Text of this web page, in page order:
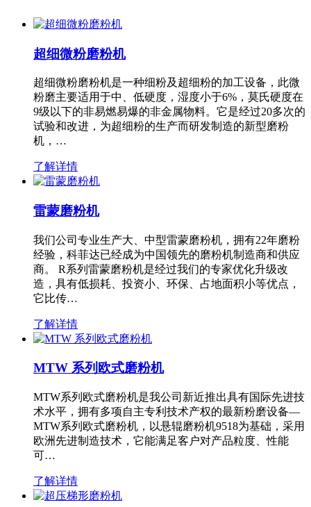
超细微粉磨粉机
超细微粉磨粉机是一种细粉及超细粉的加工设备，此微
粉磨主要适用于中、低硬度，湿度小于6%，莫氏硬度在
9级以下的非易燃易爆的非金属物料。它是经过20多次的
试验和改进，为超细粉的生产而研发制造的新型磨粉
机，…
了解详情
雷蒙磨粉机
我们公司专业生产大、中型雷蒙磨粉机，拥有22年磨粉
经验，科菲达已经成为中国领先的磨粉机制造商和供应
商。 R系列雷蒙磨粉机是经过我们的专家优化升级改
造，具有低损耗、投资小、环保、占地面积小等优点，
它比传…
了解详情
MTW 系列欧式磨粉机
MTW系列欧式磨粉机是我公司新近推出具有国际先进技
术水平，拥有多项自主专利技术产权的最新粉磨设备—
MTW系列欧式磨粉机，以悬辊磨粉机9518为基础，采用
欧洲先进制造技术，它能满足客户对产品粒度、性能
可…
了解详情